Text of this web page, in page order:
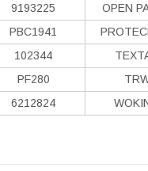
9193225 OPEN
PBC1941
102344
PF280
6212824